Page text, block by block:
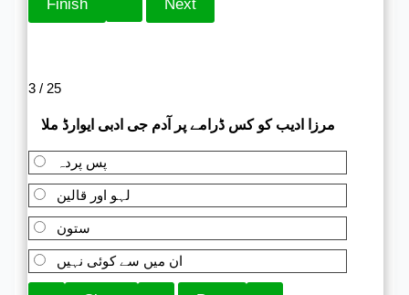
3 / 25
مرزا ادیب کو کس ڈرامے پر آدم جی ادبی ایوارڈ ملا
پس پردہ
لہو اور قالین
ستون
ان میں سے کوئی نہیں